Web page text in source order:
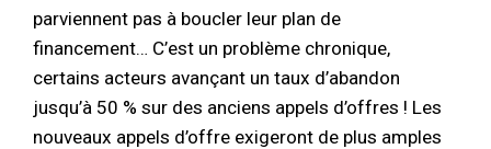
parviennent pas à boucler leur plan de
financement… C’est un problème chronique,
certains acteurs avançant un taux d’abandon
jusqu’à 50 % sur des anciens appels d’offres ! Les
nouveaux appels d’offre exigeront de plus amples